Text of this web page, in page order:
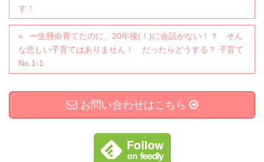
す！
一生懸命育てたのに、20年後(！)に会話がない！？ そん
な悲しい子育てはありません！ だったらどうする？ 子育て
No.1-1
お問い合わせはこちら